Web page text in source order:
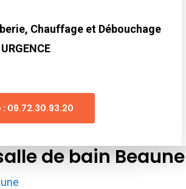
Chauffage et Débouchage
: 09.72.30.93.20
de bain Beaune